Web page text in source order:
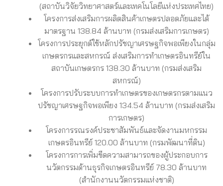
(สถาบันวิจัยวิทยาศาสตร์และเทคโนโลยีแห่งประเทศไทย)
โครงการส่งเสริมการผลิตสินค้าเกษตรปลอดภัยและได้
มาตรฐาน 138.84 ล้านบาท (กรมส่งเสริมการเกษตร)
โครงการประยุกต์ใช้หลักปรัชญาเศรษฐกิจพอเพียงในกลุ่ม
เกษตรกรและสหกรณ์ ส่งเสริมการทำเกษตรอินทรีย์ใน
สถาบันเกษตรกร 138.30 ล้านบาท (กรมส่งเสริม
สหกรณ์)
โครงการปรับระบบการทำเกษตรของเกษตรกรตามแนว
ปรัชญาเศรษฐกิจพอเพียง 134.54 ล้านบาท (กรมส่งเสริม
การเกษตร)
โครงการรณรงค์ประชาสัมพันธ์และจัดงานมหกรรม
เกษตรอินทรีย์ 120.00 ล้านบาท (กรมพัฒนาที่ดิน)
โครงการการเพิ่มขีดความสามารถของผู้ประกอบการ
นวัตกรรมด้านธุรกิจเกษตรอินทรีย์ 78.30 ล้านบาท
(สำนักงานนวัตกรรมแห่งชาติ)